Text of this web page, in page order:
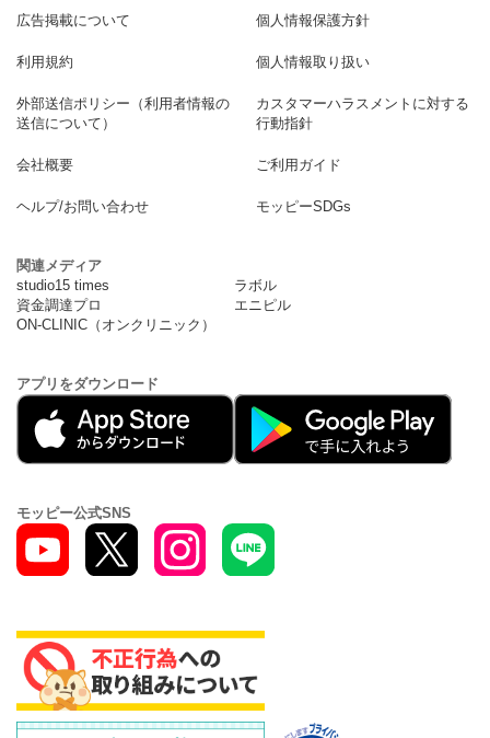
広告掲載について 個人情報保護方針
利用規約 個人情報取り扱い
外部送信ポリシー（利用者情報の
送信について）
カスタマーハラスメントに対する
行動指針
会社概要 ご利用ガイド
ヘルプ/お問い合わせ モッピーSDGs
関連メディア
studio15 times
ラボル
資金調達プロ
エニピル
ON-CLINIC（オンクリニック）
アプリをダウンロード
モッピー公式SNS